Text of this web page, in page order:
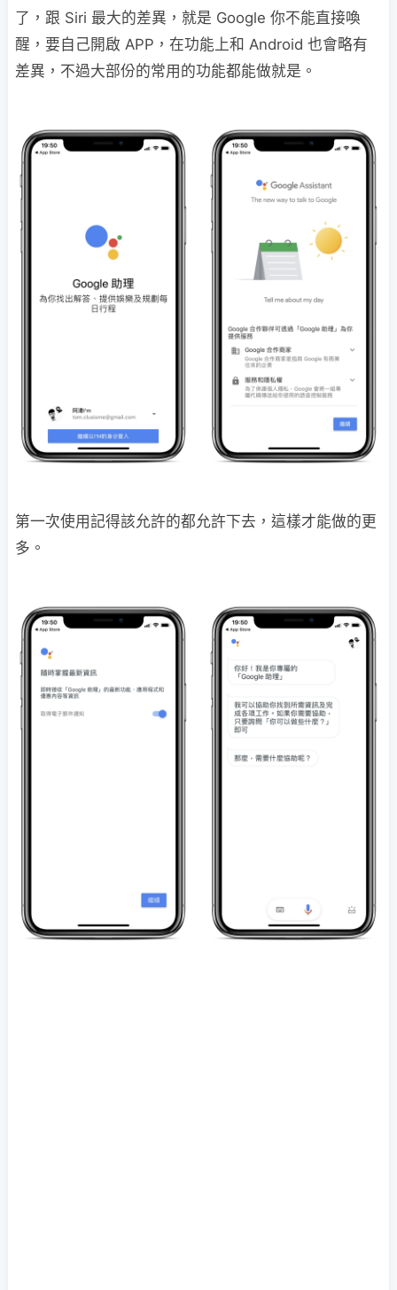
了，跟 Siri 最大的差異，就是 Google 你不能直接喚
醒，要自己開啟 APP，在功能上和 Android 也會略有
差異，不過大部份的常用的功能都能做就是。
第一次使用記得該允許的都允許下去，這樣才能做的更
多。